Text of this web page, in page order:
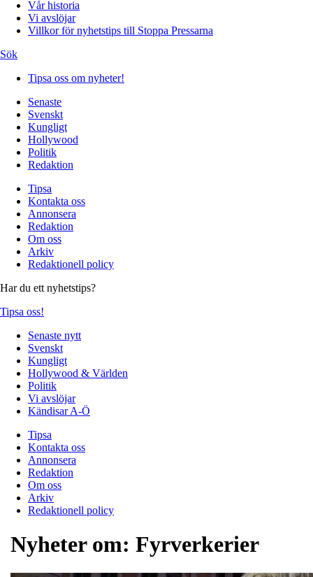
Vår historia
Vi avslöjar
Villkor för nyhetstips till Stoppa Pressarna
Sök
Tipsa oss om nyheter!
Senaste
Svenskt
Kungligt
Hollywood
Politik
Redaktion
Tipsa
Kontakta oss
Annonsera
Redaktion
Om oss
Arkiv
Redaktionell policy
Har du ett nyhetstips?
Tipsa oss!
Senaste nytt
Svenskt
Kungligt
Hollywood & Världen
Politik
Vi avslöjar
Kändisar A-Ö
Tipsa
Kontakta oss
Annonsera
Redaktion
Om oss
Arkiv
Redaktionell policy
Nyheter om: Fyrverkerier